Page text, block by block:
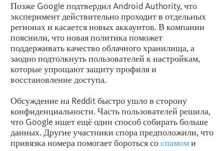
Позже Google подтвердил Android Authority, что
эксперимент действительно проходит в отдельных
регионах и касается новых аккаунтов. В компании
пояснили, что новая политика поможет
поддерживать качество облачного хранилища, а
заодно подтолкнуть пользователей к настройкам,
которые упрощают защиту профиля и
восстановление доступа.
Обсуждение на Reddit быстро ушло в сторону
конфиденциальности. Часть пользователей решила,
что Google ищет ещё один способ собирать больше
данных. Другие участники спора предположили, что
привязка номера помогает бороться соспамоми